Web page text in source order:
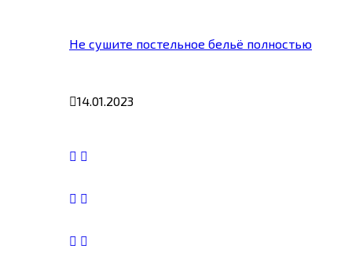
Не сушите постельное бельё полностью
14.01.2023